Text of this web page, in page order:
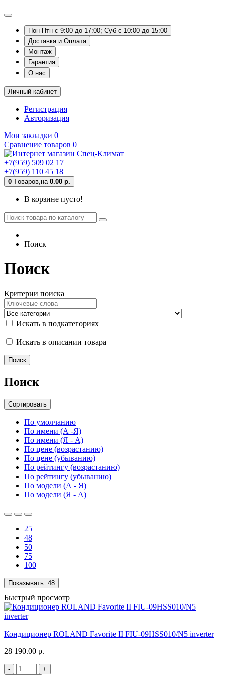
Пон-Птн с 9:00 до 17:00; Суб с 10:00 до 15:00
Доставка и Оплата
Монтаж
Гарантия
О нас
Личный кабинет
Регистрация
Авторизация
Мои закладки 0
Сравнение товаров 0
+7(959) 509 02 17
+7(959) 110 45 18
0 Tоваров,на 0.00 р.
В корзине пусто!
Поиск
Поиск
Критерии поиска
Искать в подкатегориях
Искать в описании товара
Поиск
Сортировать
По умолчанию
По имени (А -Я)
По имени (Я - А)
По цене (возрастанию)
По цене (убыванию)
По рейтингу (возрастанию)
По рейтингу (убыванию)
По модели (А - Я)
По модели (Я - А)
25
48
50
75
100
Показывать: 48
Быстрый просмотр
Кондиционер ROLAND Favorite II FIU-09HSS010/N5 inverter
28 190.00 р.
-
+